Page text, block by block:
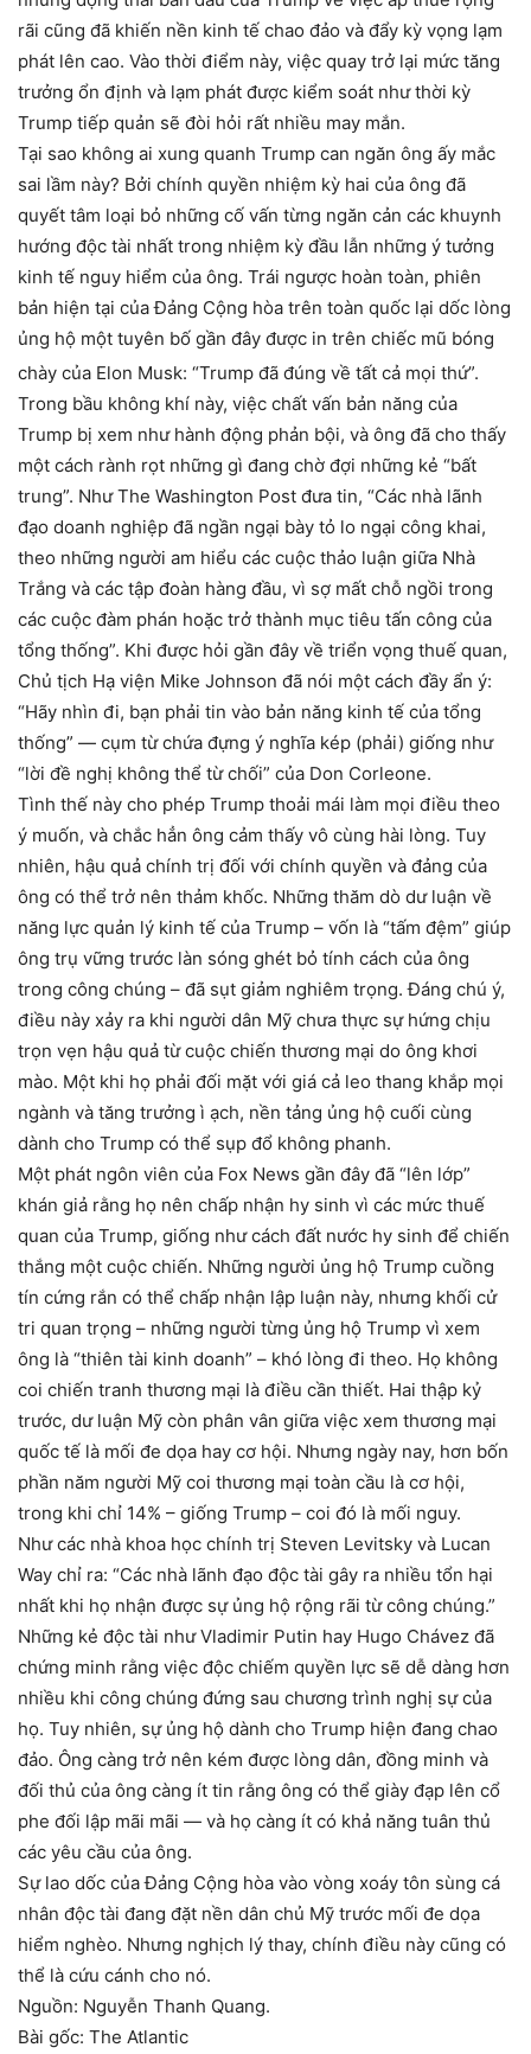
rãi cũng đã khiến nền kinh tế chao đảo và đẩy kỳ vọng lạm
phát lên cao. Vào thời điểm này, việc quay trở lại mức tăng
trưởng ổn định và lạm phát được kiểm soát như thời kỳ
Trump tiếp quản sẽ đòi hỏi rất nhiều may mắn.
Tại sao không ai xung quanh Trump can ngăn ông ấy mắc
sai lầm này? Bởi chính quyền nhiệm kỳ hai của ông đã
quyết tâm loại bỏ những cố vấn từng ngăn cản các khuynh
hướng độc tài nhất trong nhiệm kỳ đầu lẫn những ý tưởng
kinh tế nguy hiểm của ông. Trái ngược hoàn toàn, phiên
bản hiện tại của Đảng Cộng hòa trên toàn quốc lại dốc lòng
ủng hộ một tuyên bố gần đây được in trên chiếc mũ bóng
chày của Elon Musk: “Trump đã đúng về tất cả mọi thứ”.
Trong bầu không khí này, việc chất vấn bản năng của
Trump bị xem như hành động phản bội, và ông đã cho thấy
một cách rành rọt những gì đang chờ đợi những kẻ “bất
trung”. Như The Washington Post đưa tin, “Các nhà lãnh
đạo doanh nghiệp đã ngần ngại bày tỏ lo ngại công khai,
theo những người am hiểu các cuộc thảo luận giữa Nhà
Trắng và các tập đoàn hàng đầu, vì sợ mất chỗ ngồi trong
các cuộc đàm phán hoặc trở thành mục tiêu tấn công của
tổng thống”. Khi được hỏi gần đây về triển vọng thuế quan,
Chủ tịch Hạ viện Mike Johnson đã nói một cách đầy ẩn ý:
“Hãy nhìn đi, bạn phải tin vào bản năng kinh tế của tổng
thống” — cụm từ chứa đựng ý nghĩa kép (phải) giống như
“lời đề nghị không thể từ chối” của Don Corleone.
Tình thế này cho phép Trump thoải mái làm mọi điều theo
ý muốn, và chắc hẳn ông cảm thấy vô cùng hài lòng. Tuy
nhiên, hậu quả chính trị đối với chính quyền và đảng của
ông có thể trở nên thảm khốc. Những thăm dò dư luận về
năng lực quản lý kinh tế của Trump – vốn là “tấm đệm” giúp
ông trụ vững trước làn sóng ghét bỏ tính cách của ông
trong công chúng – đã sụt giảm nghiêm trọng. Đáng chú ý,
điều này xảy ra khi người dân Mỹ chưa thực sự hứng chịu
trọn vẹn hậu quả từ cuộc chiến thương mại do ông khơi
mào. Một khi họ phải đối mặt với giá cả leo thang khắp mọi
ngành và tăng trưởng ì ạch, nền tảng ủng hộ cuối cùng
dành cho Trump có thể sụp đổ không phanh.
Một phát ngôn viên của Fox News gần đây đã “lên lớp”
khán giả rằng họ nên chấp nhận hy sinh vì các mức thuế
quan của Trump, giống như cách đất nước hy sinh để chiến
thắng một cuộc chiến. Những người ủng hộ Trump cuồng
tín cứng rắn có thể chấp nhận lập luận này, nhưng khối cử
tri quan trọng – những người từng ủng hộ Trump vì xem
ông là “thiên tài kinh doanh” – khó lòng đi theo. Họ không
coi chiến tranh thương mại là điều cần thiết. Hai thập kỷ
trước, dư luận Mỹ còn phân vân giữa việc xem thương mại
quốc tế là mối đe dọa hay cơ hội. Nhưng ngày nay, hơn bốn
phần năm người Mỹ coi thương mại toàn cầu là cơ hội,
trong khi chỉ 14% – giống Trump – coi đó là mối nguy.
Như các nhà khoa học chính trị Steven Levitsky và Lucan
Way chỉ ra: “Các nhà lãnh đạo độc tài gây ra nhiều tổn hại
nhất khi họ nhận được sự ủng hộ rộng rãi từ công chúng.”
Những kẻ độc tài như Vladimir Putin hay Hugo Chávez đã
chứng minh rằng việc độc chiếm quyền lực sẽ dễ dàng hơn
nhiều khi công chúng đứng sau chương trình nghị sự của
họ. Tuy nhiên, sự ủng hộ dành cho Trump hiện đang chao
đảo. Ông càng trở nên kém được lòng dân, đồng minh và
đối thủ của ông càng ít tin rằng ông có thể giày đạp lên cổ
phe đối lập mãi mãi — và họ càng ít có khả năng tuân thủ
các yêu cầu của ông.
Sự lao dốc của Đảng Cộng hòa vào vòng xoáy tôn sùng cá
nhân độc tài đang đặt nền dân chủ Mỹ trước mối đe dọa
hiểm nghèo. Nhưng nghịch lý thay, chính điều này cũng có
thể là cứu cánh cho nó.
Nguồn: Nguyễn Thanh Quang.
Bài gốc: The Atlantic